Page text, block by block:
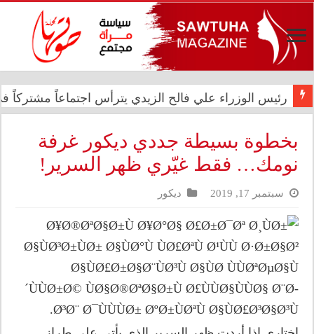
رئيس الوزراء علي فالح الزيدي يترأس اجتماعاً مشتركاً في
في الذكرى الثانية عشرة للإبادة الجماعية.. الأمم
بخطوة بسيطة جددي ديكور غرفة
نومك… فقط غيّري ظهر السرير!
سبتمبر 17, 2019 ديكور